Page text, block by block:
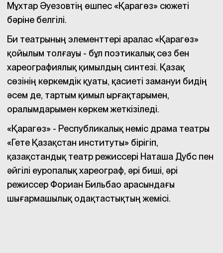
Мұхтар Әуезовтің өшпес «Қарагөз» сюжеті
бәріне белгілі.
Би театрының элементтері аралас «Қарагөз»
қойылым толғауы - бұл поэтикалық сөз бен
хареографиялық қимылдың синтезі. Қазақ
сөзінің көркемдік қуаты, қасиеті замануи бидің
әсем де, тартым қимыл ырғақтарымен,
оралымдарымен көркем жеткізіледі.
«Қарагөз» - Республикалық неміс драма театры
«Гете Қазақстан институты» бірігіп,
қазақстандық театр режиссері Наташа Дубс пен
әйгілі еуропалық хареограф, әрі биші, әрі
режиссер Фориан Бильбао арасындағы
шығармашылық одақтастықтың жемісі.